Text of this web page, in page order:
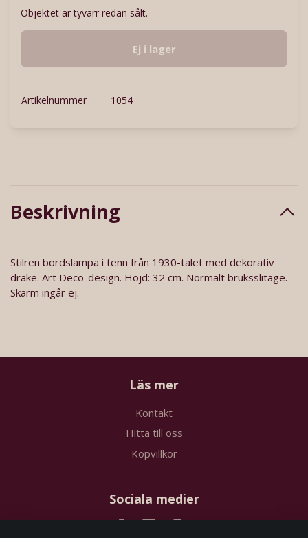
Objektet är tyvärr redan sålt.
Ej i lager
Artikelnummer 1054
Beskrivning
Stilren bordslampa i tenn från 1930-talet med dekorativ
drake. Art Deco-design. Höjd: 32 cm. Normalt bruksslitage.
Skärm ingår ej.
Läs mer
Kontakt
Hitta till oss
Köpvillkor
Sociala medier